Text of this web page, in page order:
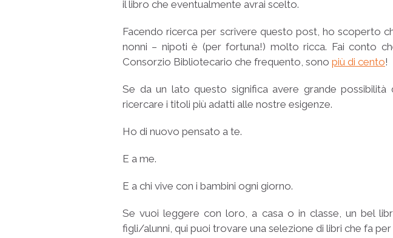
il libro che eventualmente avrai scelto.
Facendo ricerca per scrivere questo post, ho scoperto
nonni – nipoti è (per fortuna!) molto ricca. Fai conto
Consorzio Bibliotecario che frequento, sono più di cento!
Se da un lato questo significa avere grande
ricercare i titoli più adatti alle nostre esigenze.
Ho di nuovo pensato a te.
E a me.
E a chi vive con i bambini ogni giorno.
Se vuoi leggere con loro, a casa o in classe, un bel
figli/alunni, qui puoi trovare una selezione di libri che fa per